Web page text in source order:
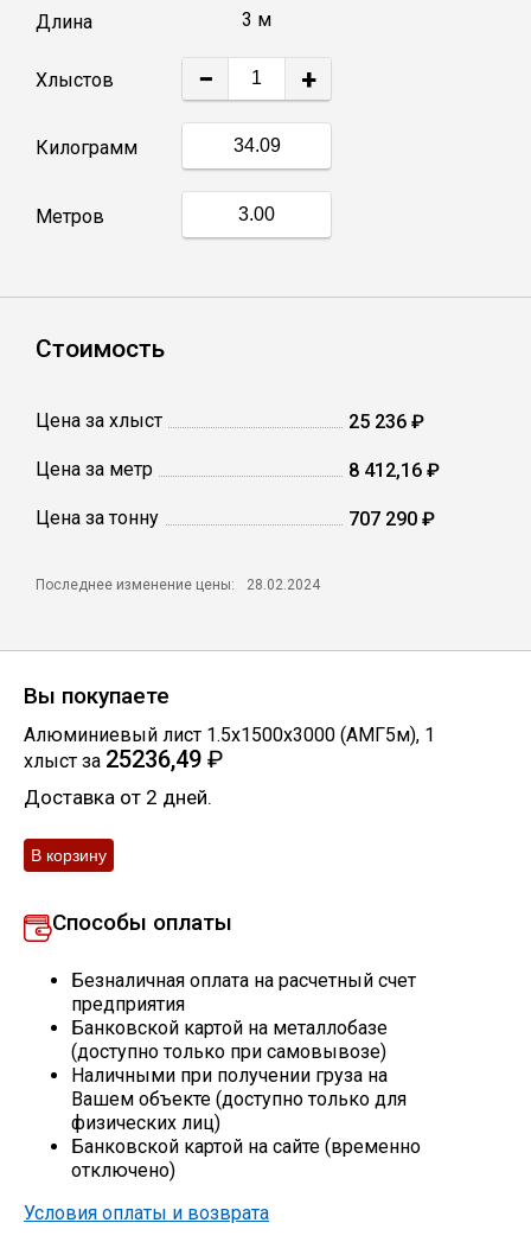
Катанка
Профлист
Винтовые сваи
Сетка кладочная
Круги абразивные
Скобо-гибочные изделия
Остальное
Длина 3 м
Хлыстов − +
Килограмм
Метров
Стоимость
Цена за хлыст 25 236 ₽
Цена за метр 8 412,16 ₽
Цена за тонну 707 290 ₽
Последнее изменение цены: 28.02.2024
Вы покупаете
Алюминиевый лист 1.5х1500х3000 (АМГ5м), 1
хлыст за 25236,49 ₽
Доставка от 2 дней.
Способы оплаты
Безналичная оплата на расчетный счет
предприятия
Банковской картой на металлобазе
(доступно только при самовывозе)
Наличными при получении груза на
Вашем объекте (доступно только для
физических лиц)
Банковской картой на сайте (временно
отключено)
Условия оплаты и возврата